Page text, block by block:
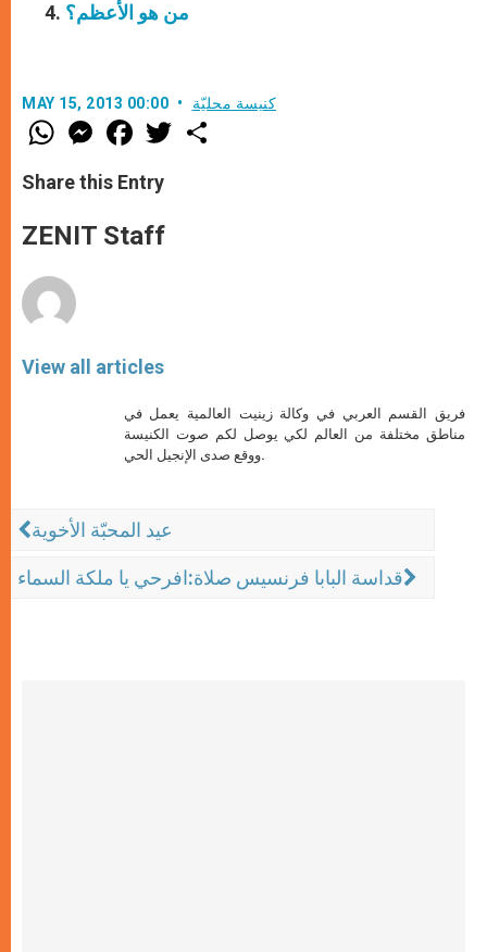
من هو الأعظم؟
MAY 15, 2013 00:00 كنيسة محليّة
W
h
t
s
p
p
M
e
s
e
g
e
F
a
e
b
o
k
w
Share this Entry
ZENIT Staff
View all articles
فريق القسم العربي في وكالة زينيت العالمية يعمل في
مناطق مختلفة من العالم لكي يوصل لكم صوت الكنيسة
ووقع صدى الإنجيل الحي.
عيد المحبّة الأخوية
قداسة البابا فرنسيس صلاة:افرحي يا ملكة السماء